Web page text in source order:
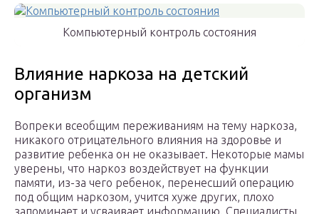
Компьютерный контроль состояния
Влияние наркоза на детский
организм
Вопреки всеобщим переживаниям на тему наркоза,
никакого отрицательного влияния на здоровье и
развитие ребенка он не оказывает. Некоторые мамы
уверены, что наркоз воздействует на функции
памяти, из-за чего ребенок, перенесший операцию
под общим наркозом, учится хуже других, плохо
запоминает и усваивает информацию. Специалисты